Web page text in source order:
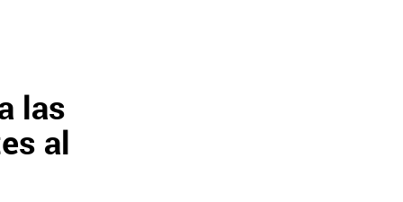
las
al